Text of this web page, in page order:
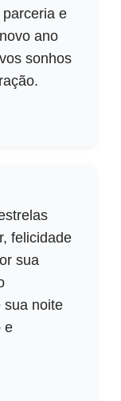
e
ano
sonhos
felicidade
sua
sua noite
e